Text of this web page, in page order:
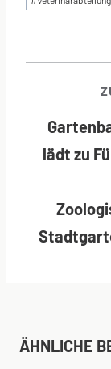
lädt zu
ÄHNLICHE